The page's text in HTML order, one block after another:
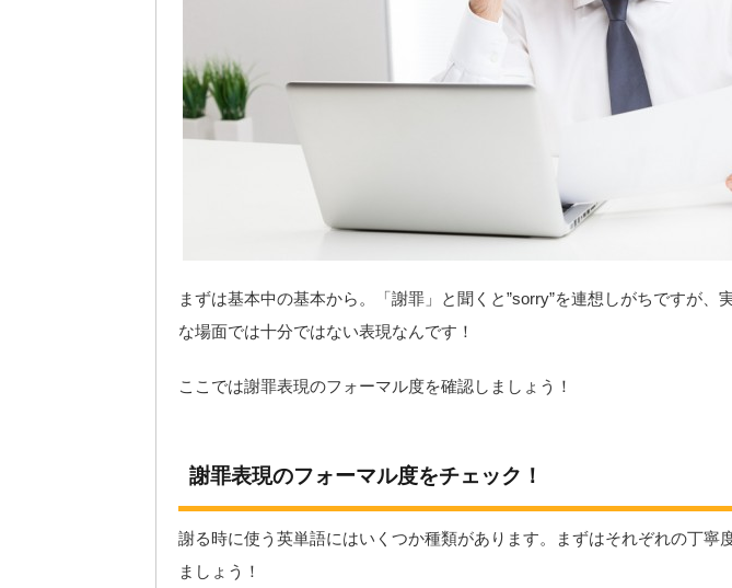
まずは基本中の基本から。「謝罪」と聞くと”sorry”を連想しがちですが、
な場面では十分ではない表現なんです！
ここでは謝罪表現のフォーマル度を確認しましょう！
謝罪表現のフォーマル度をチェック！
謝る時に使う英単語にはいくつか種類があります。まずはそれぞれの丁寧
ましょう！